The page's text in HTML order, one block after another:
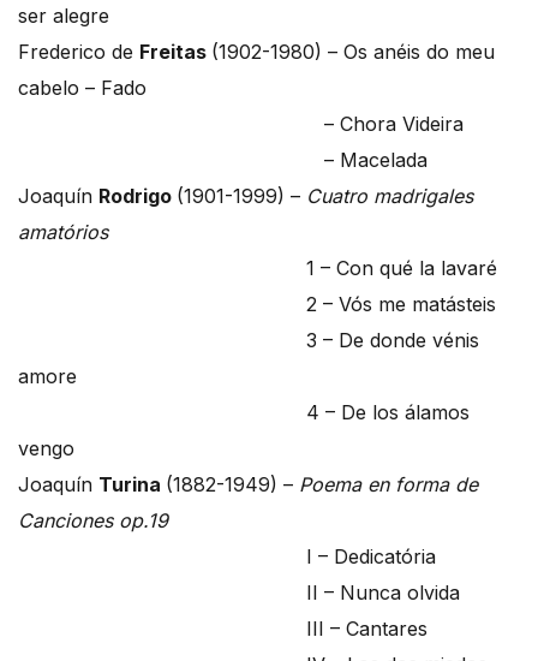
ser alegre
Frederico de Freitas (1902-1980) – Os anéis do meu
cabelo – Fado
– Chora Videira
– Macelada
Joaquín Rodrigo (1901-1999) – Cuatro madrigales
amatórios
1 – Con qué la lavaré
2 – Vós me matásteis
3 – De donde vénis
amore
4 – De los álamos
vengo
Joaquín Turina (1882-1949) – Poema en forma de
Canciones op.19
I – Dedicatória
II – Nunca olvida
III – Cantares